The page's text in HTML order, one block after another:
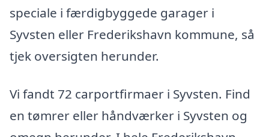
speciale i færdigbyggede garager i
Syvsten eller Frederikshavn kommune, så
tjek oversigten herunder.
Vi fandt 72 carportfirmaer i Syvsten. Find
en tømrer eller håndværker i Syvsten og